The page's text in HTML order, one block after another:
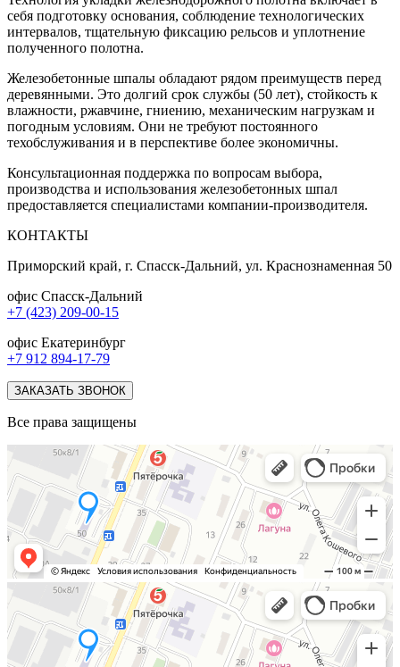
себя подготовку основания, соблюдение технологических
интервалов, тщательную фиксацию рельсов и уплотнение
полученного полотна.
Железобетонные шпалы обладают рядом преимуществ перед
деревянными. Это долгий срок службы (50 лет), стойкость к
влажности, ржавчине, гниению, механическим нагрузкам и
погодным условиям. Они не требуют постоянного
техобслуживания и в перспективе более экономичны.
Консультационная поддержка по вопросам выбора,
производства и использования железобетонных шпал
предоставляется специалистами компании-производителя.
КОНТАКТЫ
Приморский край, г. Спасск-Дальний, ул. Краснознаменная 50
офис Спасск-Дальний
+7 (423) 209-00-15
офис Екатеринбург
+7 912 894-17-79
ЗАКАЗАТЬ ЗВОНОК
Все права защищены